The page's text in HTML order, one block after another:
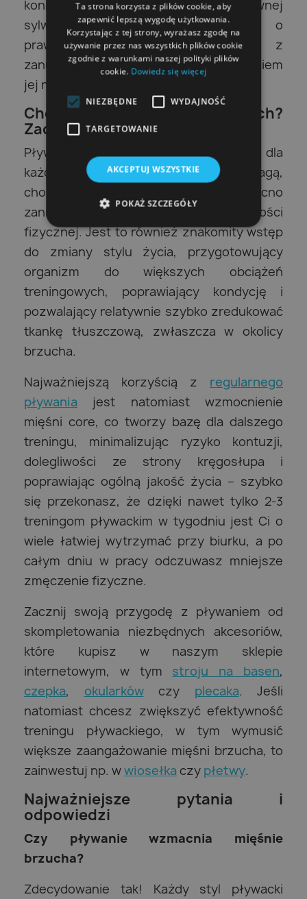
koniecznością utrzymania poprawnej
sylwetki w wodzie (mówimy tutaj o
prawidłowym pływaniu żabką, czyli z
zanurzaniem głowy, a nie utrzymywaniem
jej na powierzchni).
Chcesz mieć piękny brzuch?
Zacznij pływać!
Pływanie to fantastyczny sport dla
każdego, również dla osób z nadwagą,
chorujących na otyłość czy mocno
zaniedbanych pod względem aktywności
fizycznej. Jest to również znakomity wstęp
do zmiany stylu życia, przygotowujący
organizm do większych obciążeń
treningowych, poprawiający kondycję i
pozwalający relatywnie szybko zredukować
tkankę tłuszczową, zwłaszcza w okolicy
brzucha.
Najważniejszą korzyścią z regularnego
pływania jest natomiast wzmocnienie
mięśni core, co tworzy bazę dla dalszego
treningu, minimalizując ryzyko kontuzji,
dolegliwości ze strony kręgosłupa i
poprawiając ogólną jakość życia – szybko
się przekonasz, że dzięki nawet tylko 2-3
treningom pływackim w tygodniu jest Ci o
wiele łatwiej wytrzymać przy biurku, a po
całym dniu w pracy odczuwasz mniejsze
zmęczenie fizyczne.
Zacznij swoją przygodę z pływaniem od
skompletowania niezbędnych akcesoriów,
które kupisz w naszym sklepie
internetowym, w tym stroju na basen,
czepka, okularkówczy plecaka. Jeśli
natomiast chcesz zwiększyć efektywność
treningu pływackiego, w tym wymusić
większe zaangażowanie mięśni brzucha, to
zainwestuj np. wwiosełka czy płetwy.
Najważniejsze pytania i
odpowiedzi
Czy pływanie wzmacnia mięśnie
brzucha?
Zdecydowanie tak! Każdy styl pływacki
Ta strona korzysta z plików cookie, aby
zapewnić lepszą wygodę użytkowania.
Korzystając z tej strony, wyrażasz zgodę na
używanie przez nas wszystkich plików cookie
zgodnie z warunkami naszej polityki plików
cookie. Dowiedz się więcej
NIEZBĘDNE WYDAJNOŚĆ
TARGETOWANIE
AKCEPTUJ WSZYSTKIE
POKAŻ SZCZEGÓŁY